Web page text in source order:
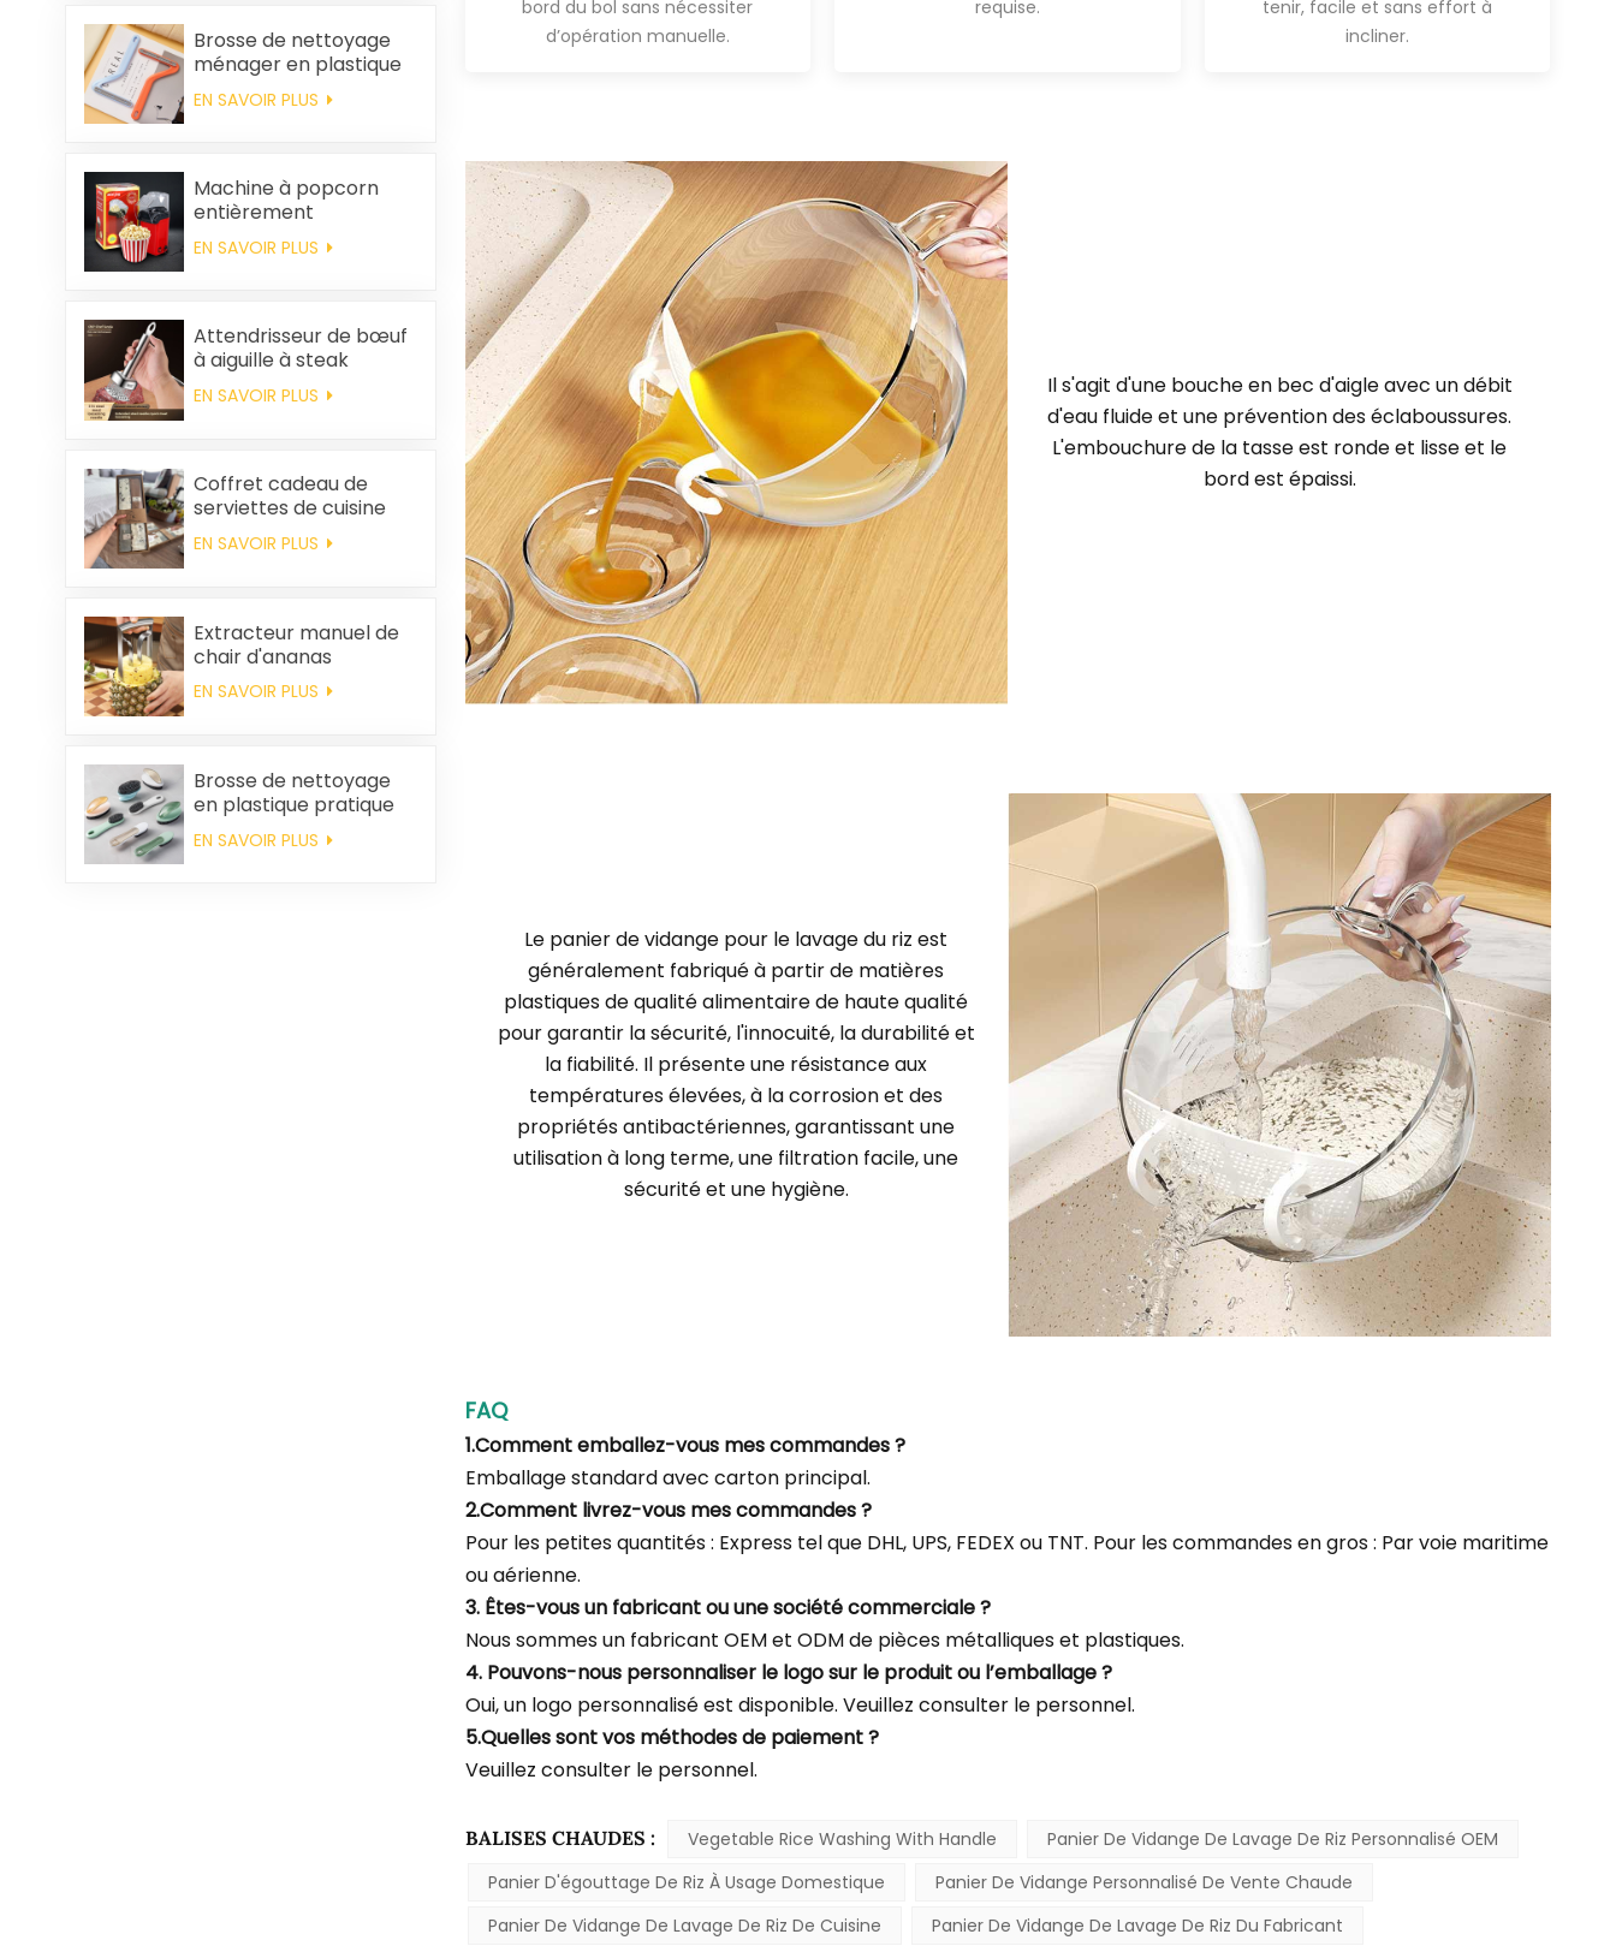
Brosse de nettoyage
ménager en plastique
pour vêtements,
élimination des poils
EN SAVOIR PLUS
Machine à popcorn
entièrement
automatique pour la
maison, machine à
EN SAVOIR PLUS
Attendrisseur de bœuf
à aiguille à steak
EN SAVOIR PLUS
Coffret cadeau de
serviettes de cuisine
carrées et chiffons en
coton personnalisés,
ménager
EN SAVOIR PLUS
Extracteur manuel de
chair d'ananas
EN SAVOIR PLUS
Brosse de nettoyage
en plastique pratique
en gros
EN SAVOIR PLUS
bord du bol sans nécessiter
d’opération manuelle.
requise.
tenir, facile et sans effort à
incliner.
Il s'agit d'une bouche en bec d'aigle avec un débit
d'eau fluide et une prévention des éclaboussures.
L'embouchure de la tasse est ronde et lisse et le
bord est épaissi.
Le panier de vidange pour le lavage du riz est
généralement fabriqué à partir de matières
plastiques de qualité alimentaire de haute qualité
pour garantir la sécurité, l'innocuité, la durabilité et
la fiabilité. Il présente une résistance aux
températures élevées, à la corrosion et des
propriétés antibactériennes, garantissant une
utilisation à long terme, une filtration facile, une
sécurité et une hygiène.
FAQ
1.Comment emballez-vous mes commandes ?
Emballage standard avec carton principal.
2.Comment livrez-vous mes commandes ?
Pour les petites quantités : Express tel que DHL, UPS, FEDEX ou TNT. Pour les commandes en gros : Par voie maritime
ou aérienne.
3. Êtes-vous un fabricant ou une société commerciale ?
Nous sommes un fabricant OEM et ODM de pièces métalliques et plastiques.
4. Pouvons-nous personnaliser le logo sur le produit ou l’emballage ?
Oui, un logo personnalisé est disponible. Veuillez consulter le personnel.
5.Quelles sont vos méthodes de paiement ?
Veuillez consulter le personnel.
BALISES CHAUDES : Vegetable Rice Washing With Handle
Panier De Vidange De Lavage De Riz Personnalisé OEM
Panier D'égouttage De Riz À Usage Domestique
Panier De Vidange Personnalisé De Vente Chaude
Panier De Vidange De Lavage De Riz De Cuisine
Panier De Vidange De Lavage De Riz Du Fabricant